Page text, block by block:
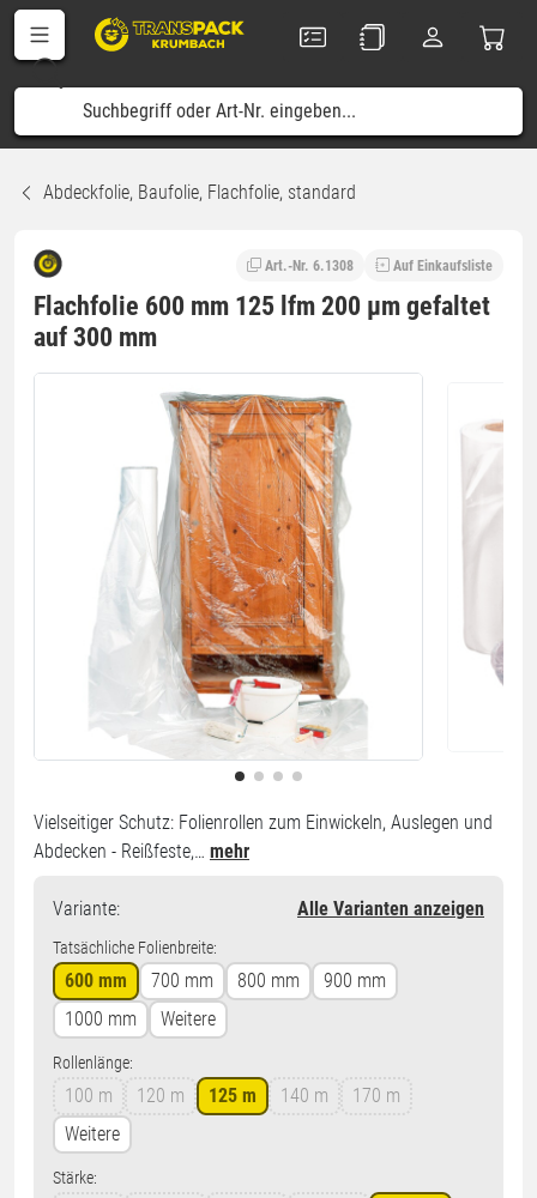
Abdeckfolie, Baufolie, Flachfolie, standard
Art.-Nr. 6.1308 Auf Einkaufsliste
Flachfolie 600 mm 125 lfm 200 µm gefaltet
auf 300 mm
Vielseitiger Schutz: Folienrollen zum Einwickeln, Auslegen und
Abdecken - Reißfeste,… mehr
Variante: Alle Varianten anzeigen
Tatsächliche Folienbreite:
600 mm 700 mm 800 mm
900 mm
1000 mm
Weitere
Rollenlänge:
100 m 120 m 125 m 140 m
170 m
Weitere
Stärke: